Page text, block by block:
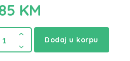
KM
Dodaj u korpu